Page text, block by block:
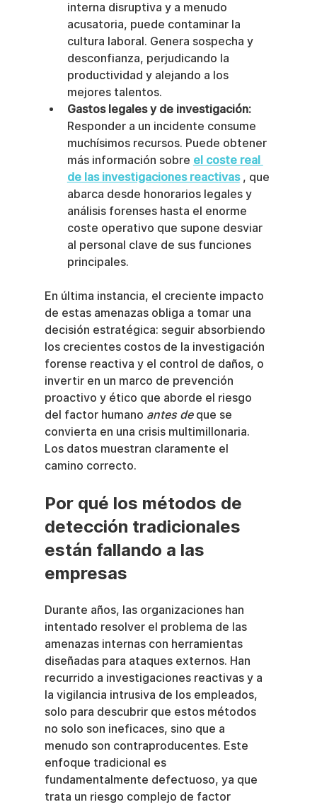
interna disruptiva y a menudo
acusatoria, puede contaminar la
cultura laboral. Genera sospecha y
desconfianza, perjudicando la
productividad y alejando a los
mejores talentos.
Gastos legales y de investigación:
Responder a un incidente consume
muchísimos recursos. Puede obtener
más información sobre el coste real
de las investigaciones reactivas , que
abarca desde honorarios legales y
análisis forenses hasta el enorme
coste operativo que supone desviar
al personal clave de sus funciones
principales.
En última instancia, el creciente impacto
de estas amenazas obliga a tomar una
decisión estratégica: seguir absorbiendo
los crecientes costos de la investigación
forense reactiva y el control de daños, o
invertir en un marco de prevención
proactivo y ético que aborde el riesgo
del factor humano antes de que se
convierta en una crisis multimillonaria.
Los datos muestran claramente el
camino correcto.
Por qué los métodos de
detección tradicionales
están fallando a las
empresas
Durante años, las organizaciones han
intentado resolver el problema de las
amenazas internas con herramientas
diseñadas para ataques externos. Han
recurrido a investigaciones reactivas y a
la vigilancia intrusiva de los empleados,
solo para descubrir que estos métodos
no solo son ineficaces, sino que a
menudo son contraproducentes. Este
enfoque tradicional es
fundamentalmente defectuoso, ya que
trata un riesgo complejo de factor